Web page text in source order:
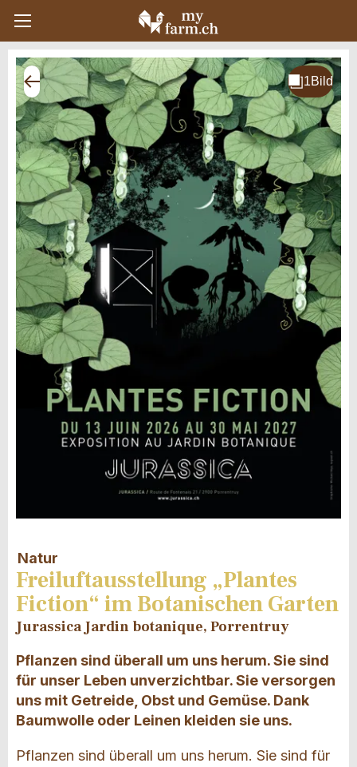
Natur
Freiluftausstellung „Plantes
Fiction“ im Botanischen Garten
Jurassica Jardin botanique, Porrentruy
Pflanzen sind überall um uns herum. Sie sind
für unser Leben unverzichtbar. Sie versorgen
uns mit Getreide, Obst und Gemüse. Dank
Baumwolle oder Leinen kleiden sie uns.
Pflanzen sind überall um uns herum. Sie sind für